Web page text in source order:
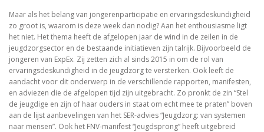
Maar als het belang van jongerenparticipatie en ervaringsdeskundigheid
zo groot is, waarom is deze week dan nodig? Aan het enthousiasme ligt
het niet. Het thema heeft de afgelopen jaar de wind in de zeilen in de
jeugdzorgsector en de bestaande initiatieven zijn talrijk. Bijvoorbeeld de
jongeren van ExpEx. Zij zetten zich al sinds 2015 in om de rol van
ervaringsdeskundigheid in de jeugdzorg te versterken. Ook leeft de
aandacht voor dit onderwerp in de verschillende rapporten, manifesten,
en adviezen die de afgelopen tijd zijn uitgebracht. Zo pronkt de zin “Stel
de jeugdige en zijn of haar ouders in staat om echt mee te praten” boven
aan de lijst aanbevelingen van het SER-advies “Jeugdzorg: van systemen
naar mensen”. Ook het FNV-manifest “Jeugdsprong” heeft uitgebreid